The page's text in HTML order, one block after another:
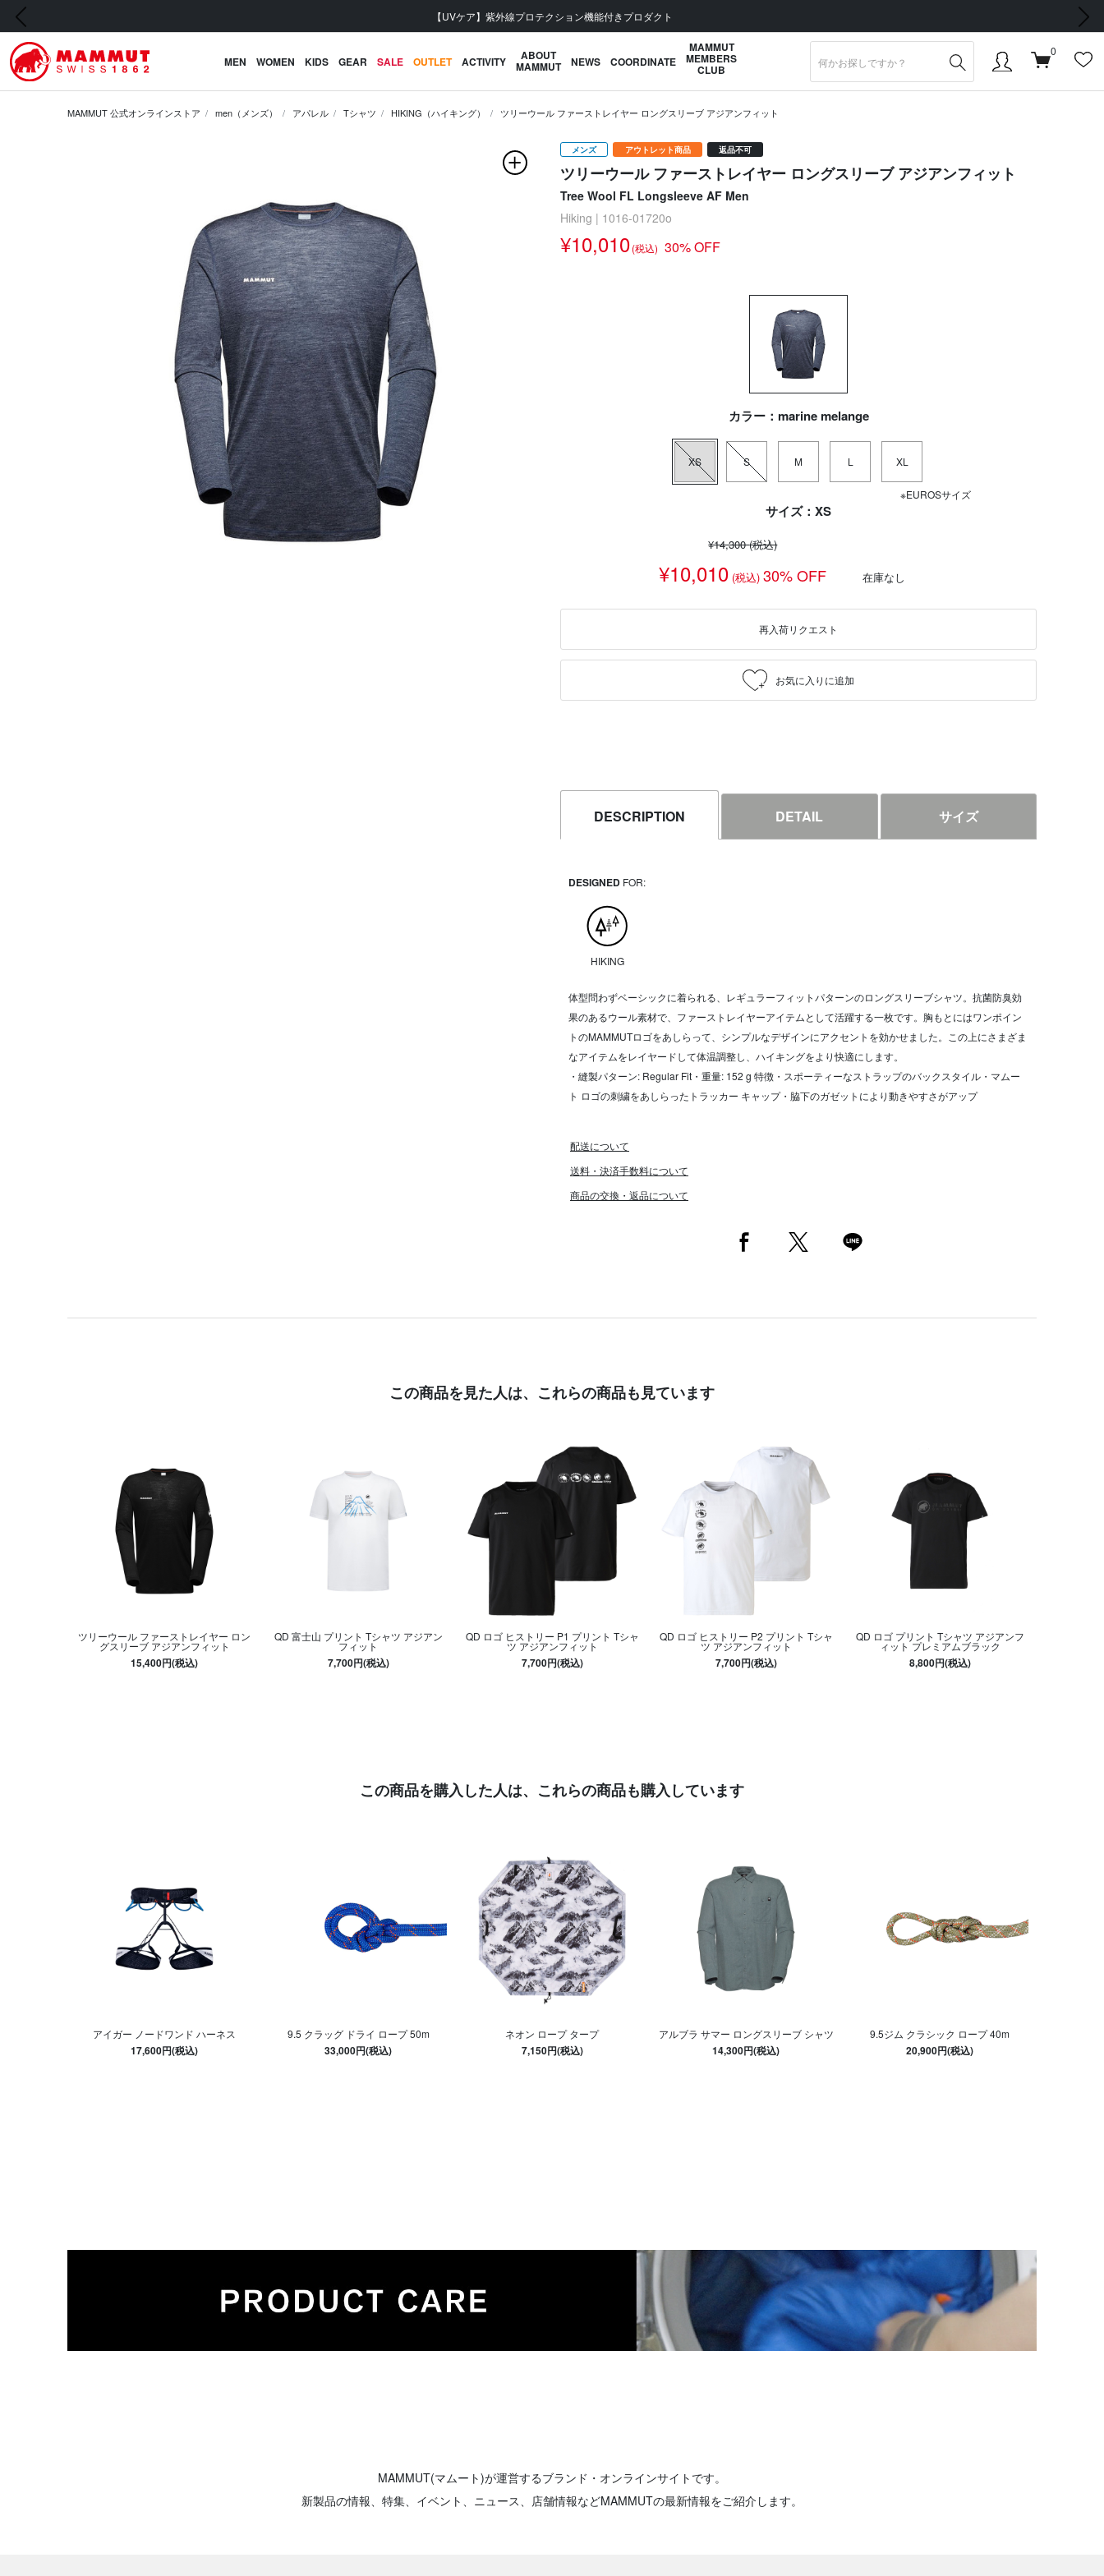
【UVケア】紫外線プロテクション機能付きプロダクト
前の画像 次の画像
MEN WOMEN KIDS GEAR SALE OUTLET ACTIVITY ABOUT
MAMMUT NEWS COORDINATE
MAMMUT
MEMBERS
CLUB
0
MAMMUT 公式オンラインストア men（メンズ） アパレル Tシャツ HIKING（ハイキング） ツリーウール ファーストレイヤー ロングスリーブ アジアンフィット
メンズ アウトレット商品 返品不可
ツリーウール ファーストレイヤー ロングスリーブ アジアンフィット
Tree Wool FL Longsleeve AF Men
Hiking | 1016-01720o
¥10,010(税込) 30% OFF
カラー：marine melange
XS S M L XL
※EUROSサイズ
サイズ：XS
¥14,300(税込)
¥10,010 (税込) 30% OFF 在庫なし
再入荷リクエスト
DESCRIPTION DETAIL サイズ
DESIGNED FOR:
HIKING
体型問わずベーシックに着られる、レギュラーフィットパターンのロングスリーブシャツ。抗菌防臭効
果のあるウール素材で、ファーストレイヤーアイテムとして活躍する一枚です。胸もとにはワンポイン
トのMAMMUTロゴをあしらって、シンプルなデザインにアクセントを効かせました。この上にさまざま
なアイテムをレイヤードして体温調整し、ハイキングをより快適にします。
・縫製パターン: Regular Fit・重量: 152 g 特徴・スポーティーなストラップのバックスタイル・マムー
ト ロゴの刺繍をあしらったトラッカー キャップ・脇下のガゼットにより動きやすさがアップ
配送について
送料・決済手数料について
商品の交換・返品について
この商品を見た人は、 これらの商品も見ています
ツリーウール ファーストレイヤー ロン
グスリーブ アジアンフィット
15,400円(税込)
QD 富士山 プリント Tシャツ アジアン
フィット
7,700円(税込)
QD ロゴ ヒストリー P1 プリント Tシャ
ツ アジアンフィット
7,700円(税込)
QD ロゴ ヒストリー P2 プリント Tシャ
ツ アジアンフィット
7,700円(税込)
QD ロゴ プリント Tシャツ アジアンフ
ィット プレミアムブラック
8,800円(税込)
この商品を購入した人は、 これらの商品も購入しています
アイガー ノードワンド ハーネス
17,600円(税込)
9.5 クラッグ ドライ ロープ 50m
33,000円(税込)
ネオン ロープ タープ
7,150円(税込)
アルブラ サマー ロングスリーブ シャツ
14,300円(税込)
9.5ジム クラシック ロープ 40m
20,900円(税込)
MAMMUT(マムート)が運営するブランド・オンラインサイトです。
新製品の情報、特集、イベント、ニュース、店舗情報などMAMMUTの最新情報をご紹介します。